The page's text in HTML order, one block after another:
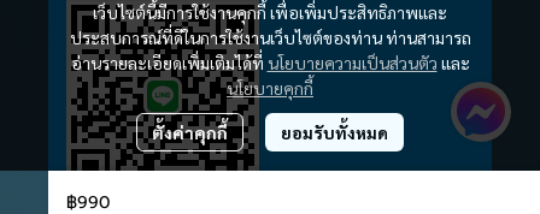
฿990
เว็บไซต์นี้มีการใช้งานคุกกี้ เพื่อเพิ่มประสิทธิภาพและ
ประสบการณ์ที่ดีในการใช้งานเว็บไซต์ของท่าน ท่านสามารถ
อ่านรายละเอียดเพิ่มเติมได้ที่ นโยบายความเป็นส่วนตัว และ
นโยบายคุกกี้
ตั้งค่าคุกกี้ ยอมรับทั้งหมด